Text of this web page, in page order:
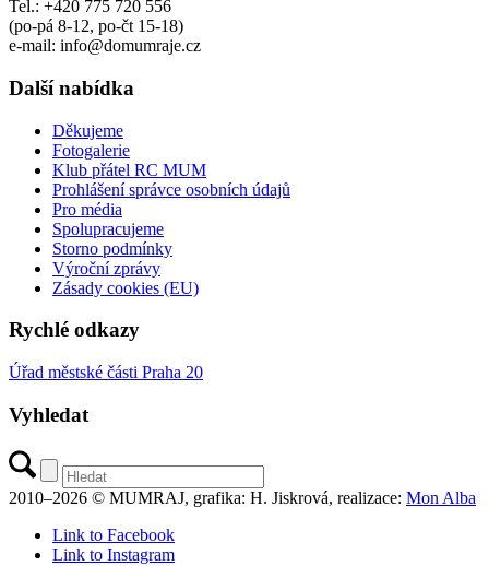
Tel.: +420 775 720 556
(po-pá 8-12, po-čt 15-18)
e-mail: info@domumraje.cz
Další nabídka
Děkujeme
Fotogalerie
Klub přátel RC MUM
Prohlášení správce osobních údajů
Pro média
Spolupracujeme
Storno podmínky
Výroční zprávy
Zásady cookies (EU)
Rychlé odkazy
Úřad městské části Praha 20
Vyhledat
2010–2026 © MUMRAJ, grafika: H. Jiskrová, realizace: Mon Alba
Link to Facebook
Link to Instagram